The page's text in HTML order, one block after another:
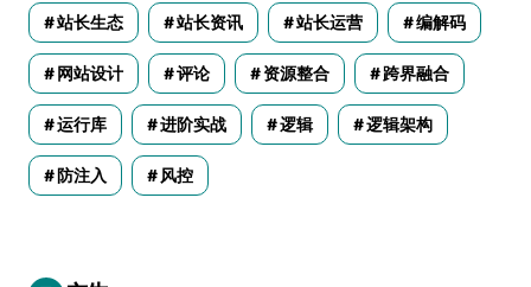
站长生态 站长资讯 站长运营 编解码
网站设计 评论 资源整合 跨界融合
运行库 进阶实战 逻辑 逻辑架构
防注入 风控